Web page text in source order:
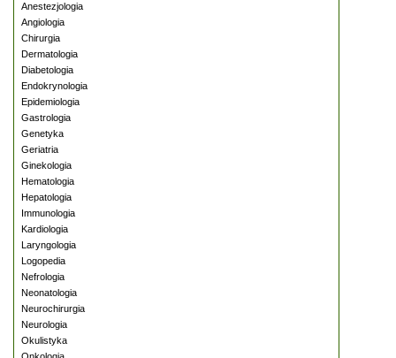
Anestezjologia
Angiologia
Chirurgia
Dermatologia
Diabetologia
Endokrynologia
Epidemiologia
Gastrologia
Genetyka
Geriatria
Ginekologia
Hematologia
Hepatologia
Immunologia
Kardiologia
Laryngologia
Logopedia
Nefrologia
Neonatologia
Neurochirurgia
Neurologia
Okulistyka